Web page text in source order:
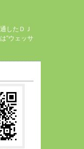
したＤＪ
“ウェッサ